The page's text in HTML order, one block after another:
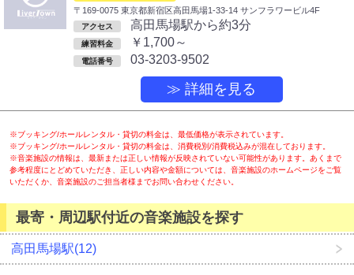
〒169-0075 東京都新宿区高田馬場1-33-14 サンフラワービル4F
アクセス 高田馬場駅から約3分
練習料金 ￥1,700～
電話番号 03-3203-9502
≫ 詳細を見る
※ブッキング/ホールレンタル・貸切の料金は、最低価格が表示されています。
※ブッキング/ホールレンタル・貸切の料金は、消費税別/消費税込みが混在しております。
※音楽施設の情報は、最新または正しい情報が反映されていない可能性があります。あくまで
参考程度にとどめていただき、正しい内容や金額については、音楽施設のホームページをご覧
いただくか、音楽施設のご担当者様までお問い合わせください。
最寄・周辺駅付近の音楽施設を探す
高田馬場駅(12)